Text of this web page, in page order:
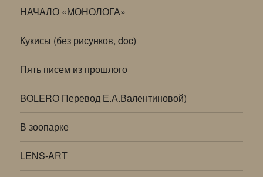
НАЧАЛО «МОНОЛОГА»
Кукисы (без рисунков, doc)
Пять писем из прошлого
BOLERO Перевод Е.А.Валентиновой)
В зоопарке
LENS-ART